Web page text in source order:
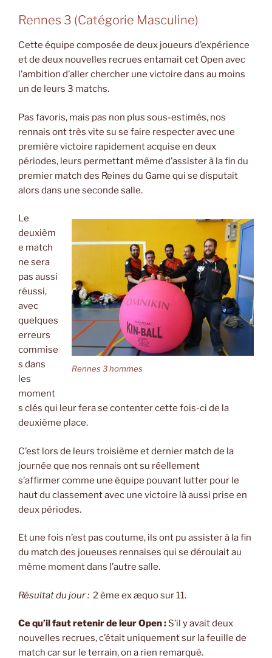
Rennes 3 (Catégorie Masculine)
Cette équipe composée de deux joueurs d’expérience
et de deux nouvelles recrues entamait cet Open avec
l’ambition d’aller chercher une victoire dans au moins
un de leurs 3 matchs.
Pas favoris, mais pas non plus sous-estimés, nos
rennais ont très vite su se faire respecter avec une
première victoire rapidement acquise en deux
périodes, leurs permettant même d’assister à la fin du
premier match des Reines du Game qui se disputait
alors dans une seconde salle.
Rennes 3 hommes
Le
deuxièm
e match
ne sera
pas aussi
réussi,
avec
quelques
erreurs
commise
s dans
les
moment
s clés qui leur fera se contenter cette fois-ci de la
deuxième place.
C’est lors de leurs troisième et dernier match de la
journée que nos rennais ont su réellement
s’affirmer comme une équipe pouvant lutter pour le
haut du classement avec une victoire là aussi prise en
deux périodes.
Et une fois n’est pas coutume, ils ont pu assister à la fin
du match des joueuses rennaises qui se déroulait au
même moment dans l’autre salle.
Résultat du jour : 2 ème ex æquo sur 11.
Ce qu’il faut retenir de leur Open : S’il y avait deux
nouvelles recrues, c’était uniquement sur la feuille de
match car sur le terrain, on a rien remarqué.